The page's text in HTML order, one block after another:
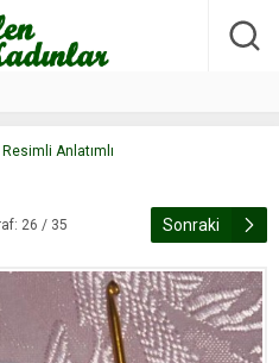
kala hayatını kaybetti
Anlatımlı
26 / 35 Sonraki